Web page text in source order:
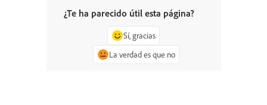
¿Te ha parecido útil esta página?
Sí, gracias
La verdad es que no